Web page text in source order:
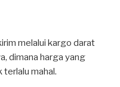
melalui kargo darat
dimana harga yang
terlalu mahal.